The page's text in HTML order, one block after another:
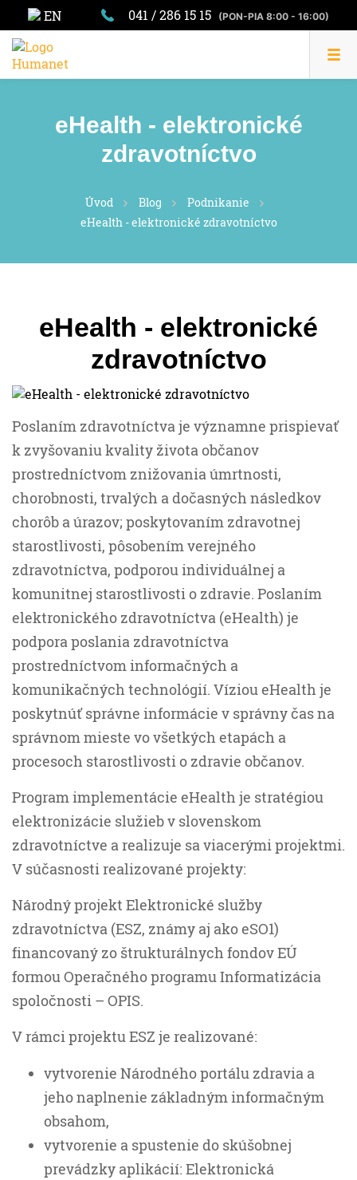
EN 041 / 286 15 15 (PON-PIA 8:00 - 16:00)
eHealth - elektronické
zdravotníctvo
Úvod Blog
Podnikanie
eHealth - elektronické zdravotníctvo
eHealth - elektronické
zdravotníctvo
Poslaním zdravotníctva je významne prispievať
k zvyšovaniu kvality života občanov
prostredníctvom znižovania úmrtnosti,
chorobnosti, trvalých a dočasných následkov
chorôb a úrazov; poskytovaním zdravotnej
starostlivosti, pôsobením verejného
zdravotníctva, podporou individuálnej a
komunitnej starostlivosti o zdravie. Poslaním
elektronického zdravotníctva (eHealth) je
podpora poslania zdravotníctva
prostredníctvom informačných a
komunikačných technológií. Víziou eHealth je
poskytnúť správne informácie v správny čas na
správnom mieste vo všetkých etapách a
procesoch starostlivosti o zdravie občanov.
Program implementácie eHealth je stratégiou
elektronizácie služieb v slovenskom
zdravotníctve a realizuje sa viacerými projektmi.
V súčasnosti realizované projekty:
Národný projekt Elektronické služby
zdravotníctva (ESZ, známy aj ako eSO1)
financovaný zo štrukturálnych fondov EÚ
formou Operačného programu Informatizácia
spoločnosti – OPIS.
V rámci projektu ESZ je realizované:
vytvorenie Národného portálu zdravia a
jeho naplnenie základným informačným
obsahom,
vytvorenie a spustenie do skúšobnej
prevádzky aplikácií: Elektronická